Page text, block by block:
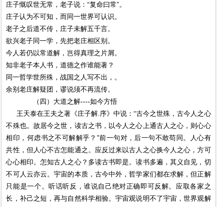
庄子慨叹世无常，老子说：“复命曰常”。
庄子认为不可知，而同一世界可认识。
老子之后道不传，庄子未解五千言。
欲兴老子同一学，先把老庄相区别。
今人若仍以常道解，岂得真理之片屑。
知非老子本人书，道德之作谁能著？
同一哲学世所殊，战国之人写不出，。
余别老庄解疑团，谬说须不再流传。
（四）大道之解----如今方悟
王天泰在王夫之著《庄子解.序》中说：“古今之世殊，古今人之心
不殊也。故居今之世，读古之书，以今人之心上通古人之心，则心心
相印，何虑书之不可解解乎？”前一句对，后一句不敢苟同。人心有
共性，但人心不古怎能通之。应反过来以古人之心换今人之心，方可
心心相印。怎知古人之心？多读古书即是。读书多遍，其义自见，切
不可人云亦云。宇宙的本质，古今中外，哲学家们都在求解，但正解
只能是一个。听话听反，谁说自己绝对正确即可反解。应取各家之
长，补己之短，再与自然科学相验。宇宙观说明不了宇宙，世界观解